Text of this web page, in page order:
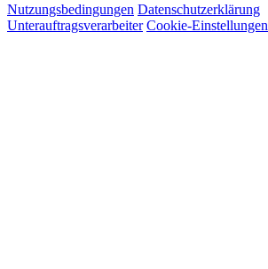
Nutzungsbedingungen Datenschutzerklärung
Unterauftragsverarbeiter Cookie-Einstellungen